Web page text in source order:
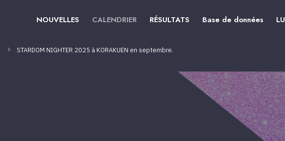
NOUVELLES CALENDRIER RÉSULTATS Base de données
STARDOM NIGHTER 2025 à KORAKUEN en septembre.